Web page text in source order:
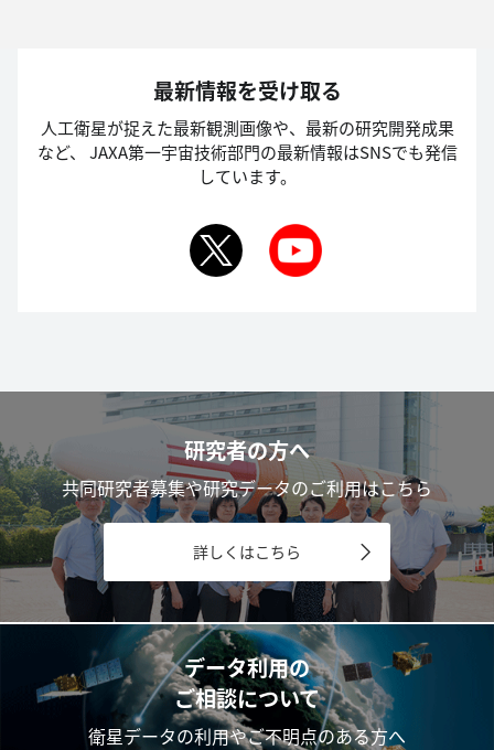
最新情報を受け取る
人工衛星が捉えた最新観測画像や、最新の研究開発成果
など、
JAXA第一宇宙技術部門の最新情報はSNSでも発信
しています。
研究者の方へ
共同研究者募集や研究データのご利用はこちら
詳しくはこちら
データ利用の
ご相談について
衛星データの利用やご不明点のある方へ